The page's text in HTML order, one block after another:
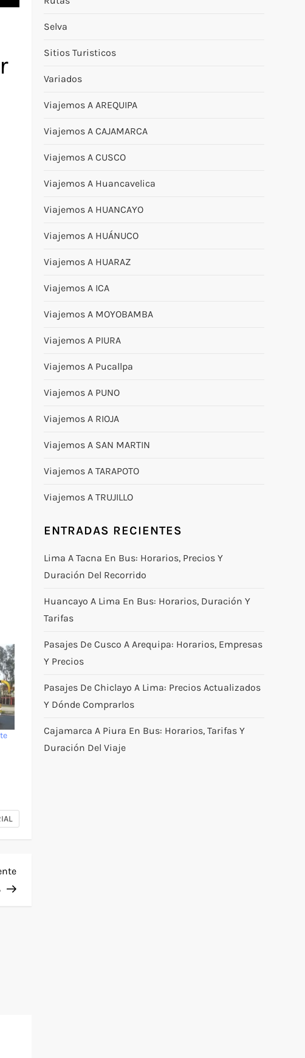
Siguiente
entrada
Selva
Sitios Turisticos
Variados
Viajemos A AREQUIPA
Viajemos A CAJAMARCA
Viajemos A CUSCO
Viajemos A Huancavelica
Viajemos A HUANCAYO
Viajemos A HUÁNUCO
Viajemos A HUARAZ
Viajemos A ICA
Viajemos A MOYOBAMBA
Viajemos A PIURA
Viajemos A Pucallpa
Viajemos A PUNO
Viajemos A RIOJA
Viajemos A SAN MARTIN
Viajemos A TARAPOTO
Viajemos A TRUJILLO
ENTRADAS RECIENTES
Lima A Tacna En Bus: Horarios, Precios Y
Duración Del Recorrido
Huancayo A Lima En Bus: Horarios, Duración Y
Tarifas
Pasajes De Cusco A Arequipa: Horarios, Empresas
Y Precios
Pasajes De Chiclayo A Lima: Precios Actualizados
Y Dónde Comprarlos
Cajamarca A Piura En Bus: Horarios, Tarifas Y
Duración Del Viaje